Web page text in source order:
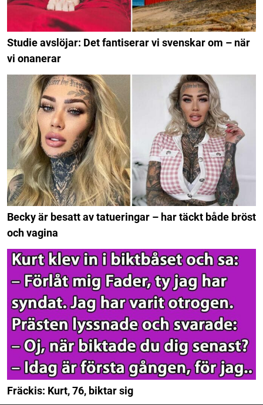
Studie avslöjar: Det fantiserar vi svenskar om – när
vi onanerar
Becky är besatt av tatueringar – har täckt både bröst
och vagina
Fräckis: Kurt, 76, biktar sig